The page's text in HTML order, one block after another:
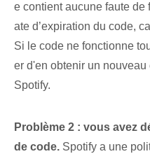
e contient aucune faute de
ate d’expiration du code,
Si le code ne fonctionne
er d'en obtenir un
Spotify.
Problème 2 : vous avez
de code. Spotify a une